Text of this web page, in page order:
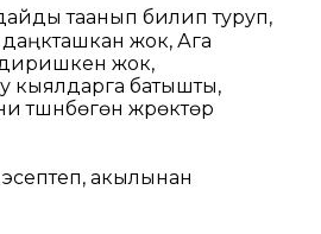
таанып билип туруп,
жок, Ага
жок,
кыялдарга батышты,
жүрөктөрү
акылынан